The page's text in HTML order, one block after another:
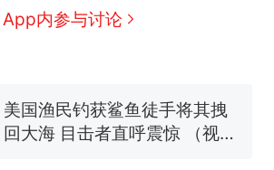
App内参与讨论
费大厨“全国小炒肉大王”称
号，仅凭视频评出？中国烹饪
140多朵
美国渔民钓获鲨鱼徒手将其拽
回大海 目击者直呼震惊 （视频